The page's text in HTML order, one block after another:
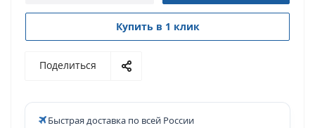
Купить в 1 клик
Поделиться
Быстрая доставка по всей России